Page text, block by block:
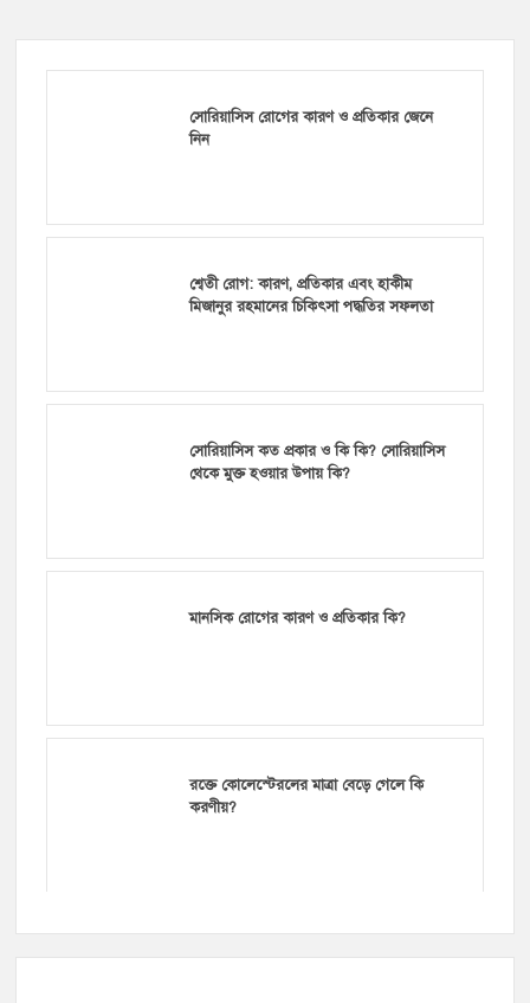
সোরিয়াসিস রোগের কারণ ও প্রতিকার জেনে
নিন
শ্বেতী রোগ: কারণ, প্রতিকার এবং হাকীম
মিজানুর রহমানের চিকিৎসা পদ্ধতির সফলতা
সোরিয়াসিস কত প্রকার ও কি কি? সোরিয়াসিস
থেকে মুক্ত হওয়ার উপায় কি?
মানসিক রোগের কারণ ও প্রতিকার কি?
রক্তে কোলেস্টেরলের মাত্রা বেড়ে গেলে কি
করণীয়?